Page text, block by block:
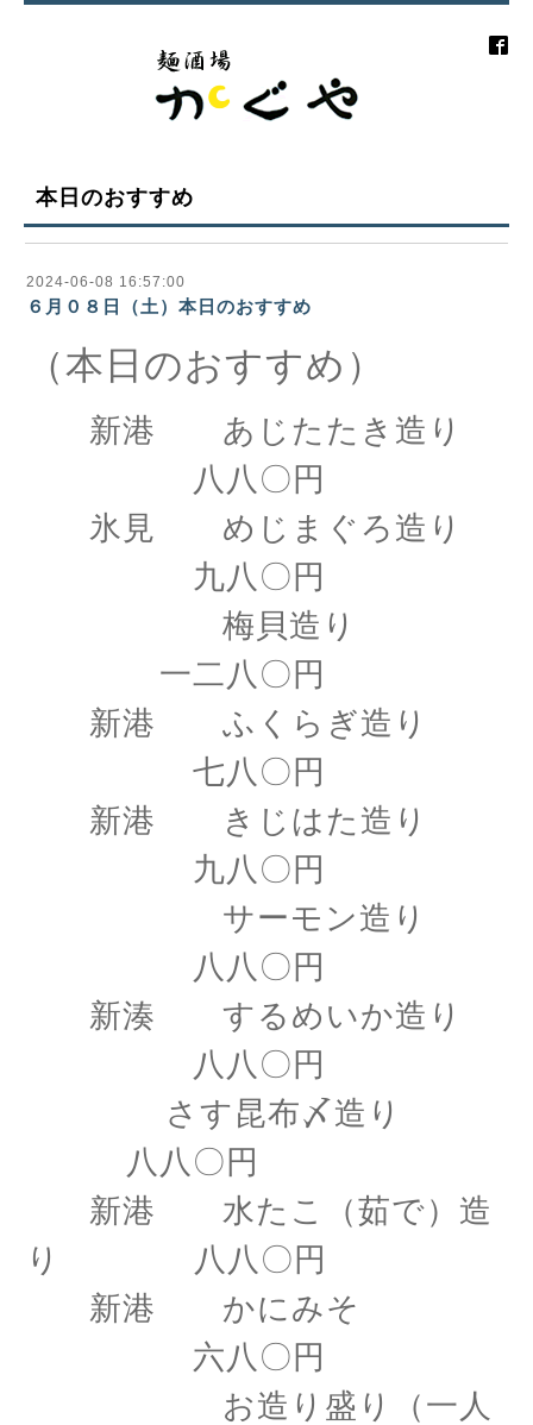
本日のおすすめ
2024-06-08 16:57:00
６月０８日（土）本日のおすすめ
（本日のおすすめ）
新港 あじたたき造り
八八〇円
氷見 めじまぐろ造り
九八〇円
梅貝造り
一二八〇円
新港 ふくらぎ造り
七八〇円
新港 きじはた造り
九八〇円
サーモン造り
八八〇円
新湊 するめいか造り
八八〇円
さす昆布〆造り
八八〇円
新港 水たこ（茹で）造
り 八八〇円
新港 かにみそ
六八〇円
お造り盛り（一人